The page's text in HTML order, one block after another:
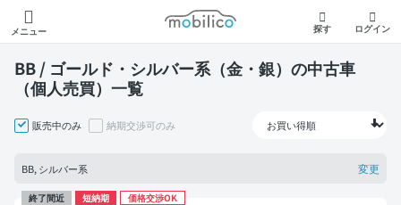
メニュー
モビリコ
探す ログイン
BB / ゴールド・シルバー系（金・銀）の中古車
（個人売買）一覧
販売中のみ 納期交渉可のみ
BB, シルバー系 変更
終了間近 短納期 価格交渉OK